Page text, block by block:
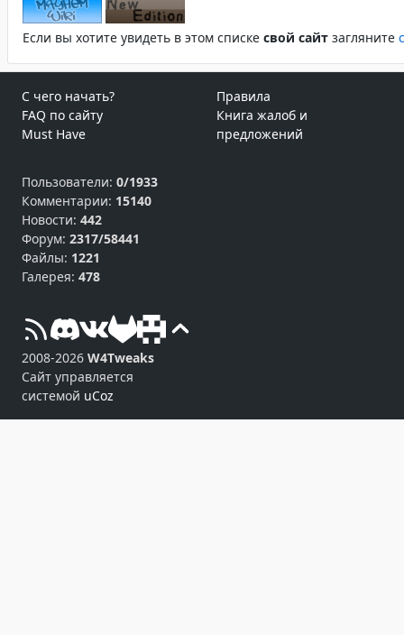
Если вы хотите увидеть в этом спиcке свой сайт загляните
С чего начать?
FAQ по сайту
Must Have
Правила
Книга жалоб и
предложений
Пользователи: 0/1933
Комментарии: 15140
Новости: 442
Форум: 2317/58441
Файлы: 1221
Галерея: 478
2008-2026 W4Tweaks
Сайт управляется
системой uCoz